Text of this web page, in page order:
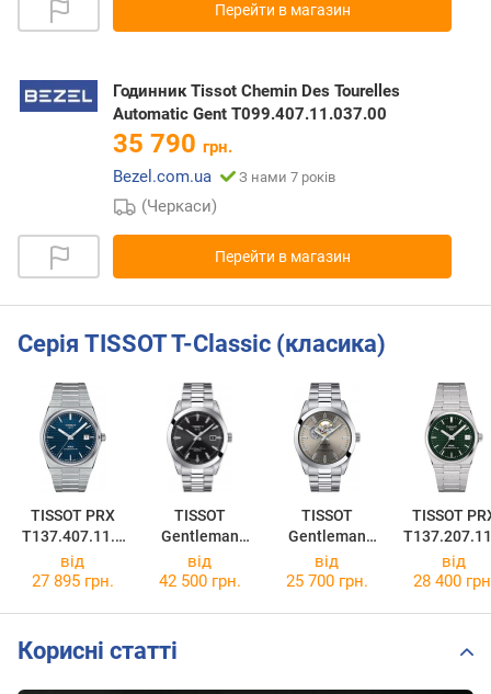
Перейти в магазин
Годинник Tissot Chemin Des Tourelles
Automatic Gent T099.407.11.037.00
35 790 грн.
Bezel.com.ua
З нами 7 років
(Черкаси)
Перейти в магазин
Серія TISSOT T-Classic (класика)
TISSOT PRX
T137.407.11.0
41.00
TISSOT
Gentleman
Powermatic 80
Silicium
51.00
TISSOT
Gentleman
Powermatic 80
T127.407.11.0
TISSOT
91.00
від
27 895 грн.
від
42 500 грн.
від
25 700 грн.
від
28 400
Корисні статті